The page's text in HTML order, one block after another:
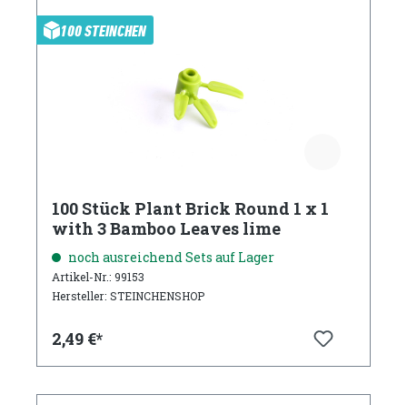
100 STEINCHEN
100 Stück Plant Brick Round 1 x 1
with 3 Bamboo Leaves lime
noch ausreichend Sets auf Lager
Artikel-Nr.: 99153
Hersteller: STEINCHENSHOP
2,49 €*